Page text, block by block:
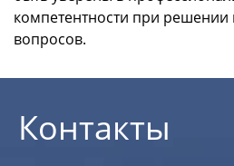
компетентности при
вопросов.
Контакты